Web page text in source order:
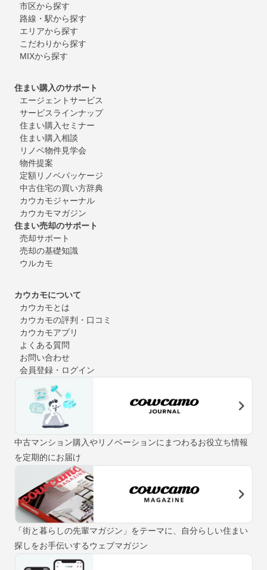
市区から探す
路線・駅から探す
エリアから探す
こだわりから探す
MIXから探す
住まい購入のサポート
エージェントサービス
サービスラインナップ
住まい購入セミナー
住まい購入相談
リノベ物件見学会
物件提案
定額リノベパッケージ
中古住宅の買い方辞典
カウカモジャーナル
カウカモマガジン
住まい売却のサポート
売却サポート
売却の基礎知識
ウルカモ
カウカモについて
カウカモとは
カウカモの評判・口コミ
カウカモアプリ
よくある質問
お問い合わせ
会員登録・ログイン
中古マンション購入やリノベーションにまつわるお役立ち情報
を定期的にお届け
「街と暮らしの先輩マガジン」をテーマに、自分らしい住まい
探しをお手伝いするウェブマガジン